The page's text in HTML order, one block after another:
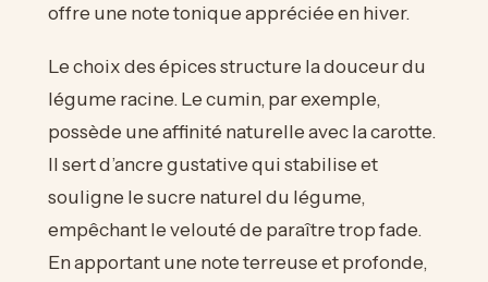
offre une note tonique appréciée en hiver.
Le choix des épices structure la douceur du
légume racine. Le cumin, par exemple,
possède une affinité naturelle avec la carotte.
Il sert d’ancre gustative qui stabilise et
souligne le sucre naturel du légume,
empêchant le velouté de paraître trop fade.
En apportant une note terreuse et profonde,